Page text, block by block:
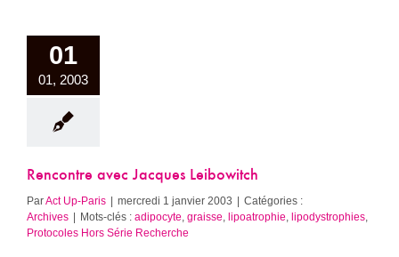
01
01, 2003
Rencontre avec Jacques Leibowitch
ParAct Up-Paris | mercredi 1 janvier 2003 | Catégories :
Archives | Mots-clés : adipocyte graisse lipoatrophie lipodystrophies
Protocoles Hors Série Recherche